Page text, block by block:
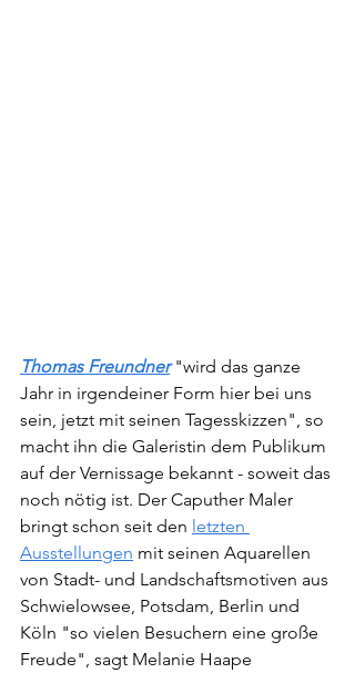
Thomas Freundner "wird das ganze
Jahr in irgendeiner Form hier bei uns
sein, jetzt mit seinen Tagesskizzen", so
macht ihn die Galeristin dem Publikum
auf der Vernissage bekannt - soweit das
noch nötig ist. Der Caputher Maler
bringt schon seit den letzten
Ausstellungen mit seinen Aquarellen
von Stadt- und Landschaftsmotiven aus
Schwielowsee, Potsdam, Berlin und
Köln "so vielen Besuchern eine große
Freude", sagt Melanie Haape